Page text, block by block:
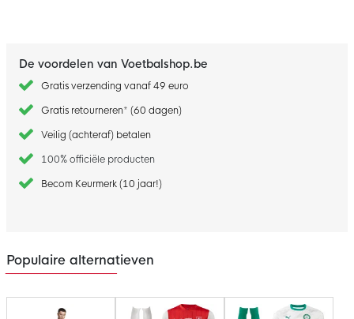
De voordelen van Voetbalshop.be
Gratis verzending vanaf 49 euro
Gratis retourneren* (60 dagen)
Veilig (achteraf) betalen
100% officiële producten
Becom Keurmerk (10 jaar!)
Populaire alternatieven